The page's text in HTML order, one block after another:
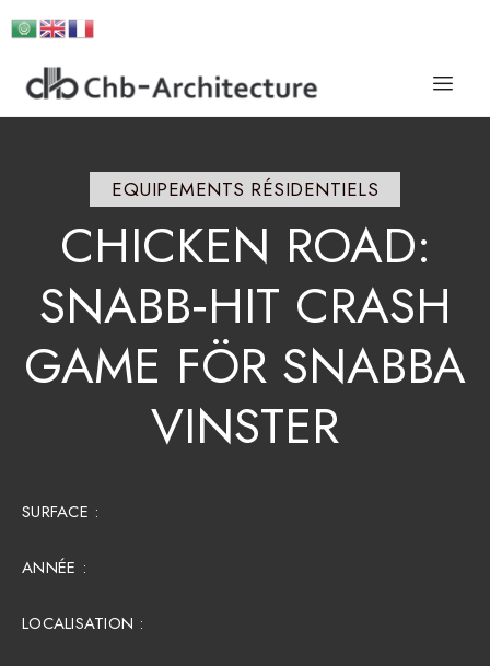
EQUIPEMENTS RÉSIDENTIELS
CHICKEN ROAD:
SNABB‑HIT CRASH
GAME FÖR SNABBA
VINSTER
SURFACE :​
ANNÉE :
LOCALISATION :